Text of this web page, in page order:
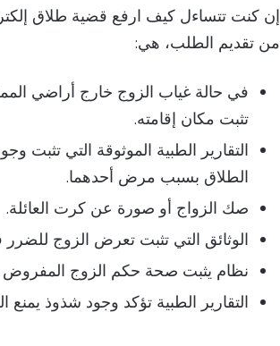
إن كنت تتساءل كيف ارفع قضية طلاق
من تقديم الطلب، هي:
في حالة غياب الزوج خارج أراضي
تثبت مكان إقامته.
التقارير الطبية الموثوقة التي
الطلاق بسبب مرض أحدهما.
صك الزواج أو صورة عن كرت العائلة.
الوثائق التي تثبت تعرض الزوج للضرر
نظام يثبت صحة حكم الزوج المفروض
التقارير الطبية تؤكد وجود شذوذ يمنع